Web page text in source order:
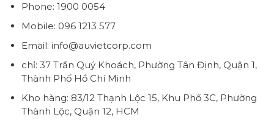
Phone: 1900 0054
Mobile: 096 1213 577
Email: info@auvietcorp.com
chỉ: 37 Trần Quý Khoách, Phường Tân Định, Quận 1,
Thành Phố Hồ Chí Minh
Kho hàng: 83/12 Thạnh Lộc 15, Khu Phố 3C, Phường
Thành Lộc, Quận 12, HCM